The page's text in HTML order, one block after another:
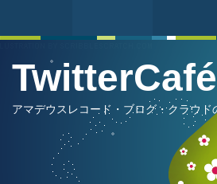
アマデウスレコード・ブログ・クラウ